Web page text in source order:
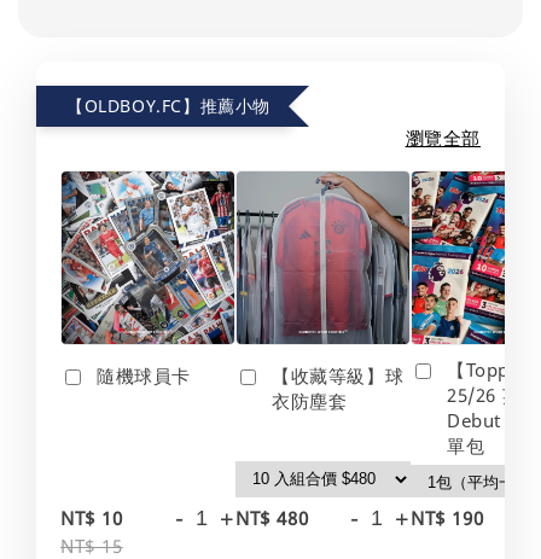
【OLDBOY.FC】推薦小物
瀏覽全部
隨機球員卡
NT$ 10
NT$ 15
- +
【收藏等級】球
衣防塵套
NT$ 480 - +
【Topps】
25/26 英
Debut
單包
NT$ 190